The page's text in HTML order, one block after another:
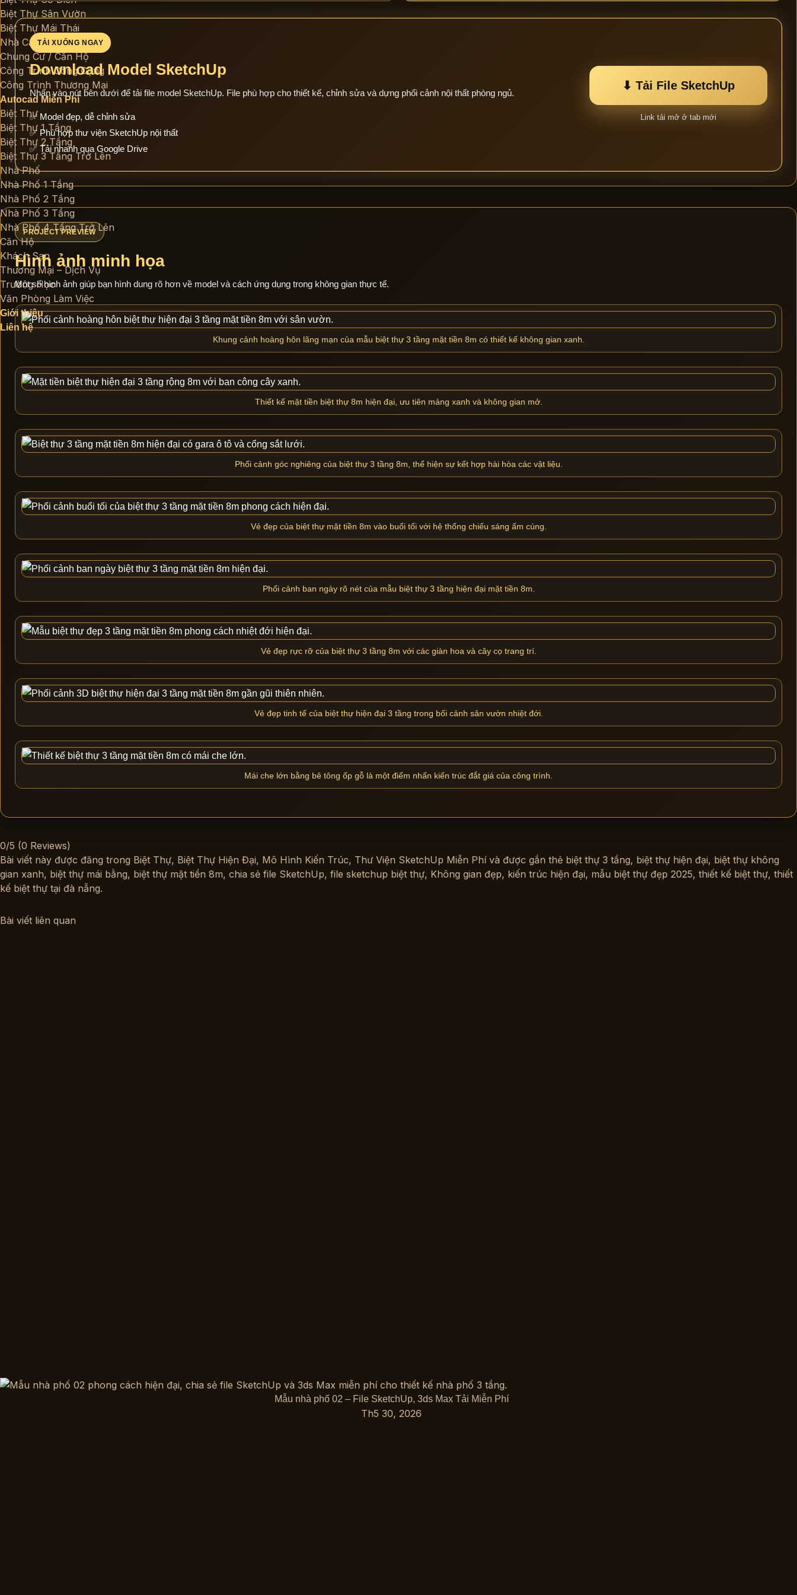
Biệt Thự Sân Vườn
Biệt Thự Mái Thái
Nhà Cấp 4 / Nông Thôn
Chung Cư / Căn Hộ
Công Trình Công Cộng
Công Trình Thương Mại
Autocad Miễn Phí
Biệt Thự
Biệt Thự 1 Tầng
Biệt Thự 2 Tầng
Biệt Thự 3 Tầng Trở Lên
Nhà Phố
Nhà Phố 1 Tầng
Nhà Phố 2 Tầng
Nhà Phố 3 Tầng
Nhà Phố 4 Tầng Trở Lên
Căn Hộ
Khách Sạn
Thương Mại – Dịch Vụ
Trường Học
Văn Phòng Làm Việc
Giới thiệu
Liên hệ
TẢI XUỐNG NGAY
Download Model SketchUp
Nhấn vào nút bên dưới để tải file model SketchUp. File phù hợp cho thiết kế, chỉnh sửa và dựng phối cảnh nội thất phòng ngủ.
✅ Model đẹp, dễ chỉnh sửa
✅ Phù hợp thư viện SketchUp nội thất
✅ Tải nhanh qua Google Drive
⬇ Tải File SketchUp
Link tải mở ở tab mới
PROJECT PREVIEW
Hình ảnh minh họa
Một số hình ảnh giúp bạn hình dung rõ hơn về model và cách ứng dụng trong không gian thực tế.
Khung cảnh hoàng hôn lãng mạn của mẫu biệt thự 3 tầng mặt tiền 8m có thiết kế không gian xanh.
Thiết kế mặt tiền biệt thự 8m hiện đại, ưu tiên mảng xanh và không gian mở.
Phối cảnh góc nghiêng của biệt thự 3 tầng 8m, thể hiện sự kết hợp hài hòa các vật liệu.
Vẻ đẹp của biệt thự mặt tiền 8m vào buổi tối với hệ thống chiếu sáng ấm cúng.
Phối cảnh ban ngày rõ nét của mẫu biệt thự 3 tầng hiện đại mặt tiền 8m.
Vẻ đẹp rực rỡ của biệt thự 3 tầng 8m với các giàn hoa và cây cọ trang trí.
Vẻ đẹp tinh tế của biệt thự hiện đại 3 tầng trong bối cảnh sân vườn nhiệt đới.
Mái che lớn bằng bê tông ốp gỗ là một điểm nhấn kiến trúc đắt giá của công trình.
0/5 (0 Reviews)
Bài viết này được đăng trong Biệt Thự, Biệt Thự Hiện Đại, Mô Hình Kiến Trúc, Thư Viện SketchUp Miễn Phívà được gắn thẻ biệt thự 3 tầng, biệt thự hiện đại, biệt thự không
gian xanh, biệt thự mái bằng, biệt thự mặt tiền 8m, chia sẻ file SketchUp, file sketchup biệt thự, Không gian đẹp, kiến trúc hiện đại, mẫu biệt thự đẹp 2025, thiết kế biệt thự, thiết
kế biệt thự tại đà nẵng.
Bài viết liên quan
Mẫu nhà phố 02 – File SketchUp, 3ds Max Tải Miễn Phí
Th5 30, 2026